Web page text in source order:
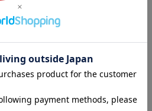
するチカラがある（小林美佳）／
も、私の魂までは犯せない。／ジョ
／タミーー人は苦しみによって強く
には、クリアしなきゃいけない課題
復の道のりは平坦じゃない。／アカ
。／アーロン／エミリー／ジーンー